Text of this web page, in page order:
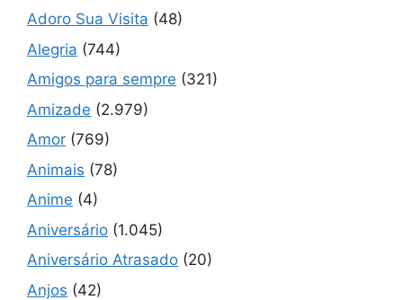
Adoro Sua Visita (48)
Alegria (744)
Amigos para sempre (321)
Amizade (2.979)
Amor (769)
Animais (78)
Anime (4)
Aniversário (1.045)
Aniversário Atrasado (20)
Anjos (42)